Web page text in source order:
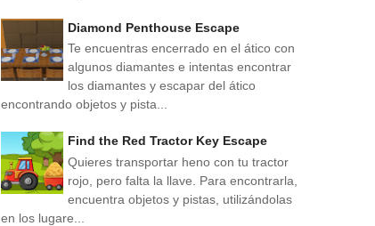
Diamond Penthouse Escape
Te encuentras encerrado en el ático con
algunos diamantes e intentas encontrar
los diamantes y escapar del ático
encontrando objetos y pista...
Find the Red Tractor Key Escape
Quieres transportar heno con tu tractor
rojo, pero falta la llave. Para encontrarla,
encuentra objetos y pistas, utilizándolas
en los lugare...